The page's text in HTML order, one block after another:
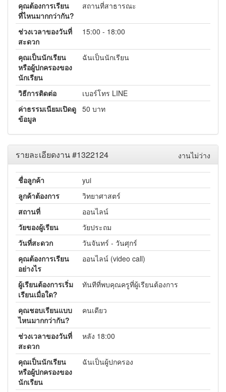
คุณต้องการเรียน
ที่ไหนมากกว่ากัน?
สถานที่สาธารณะ
ช่วงเวลาของวันที่
สะดวก
15:00 - 18:00
คุณเป็นนักเรียน
หรือผู้ปกครองของ
นักเรียน
ฉันเป็นนักเรียน
วิธีการติดต่อ
เบอร์โทร LINE
ค่าธรรมเนียมเปิดดู
ข้อมูล
50 บาท
งานไม่ว่าง
รายละเอียดงาน #1322124
ชื่อลูกค้า
yui
ลูกค้าต้องการ
วิทยาศาสตร์
สถานที่
ออนไลน์
วัยของผู้เรียน
วัยประถม
วันที่สะดวก
วันจันทร์ - วันศุกร์
คุณต้องการเรียน
อย่างไร
ออนไลน์ (video call)
ผู้เรียนต้องการเริ่ม
เรียนเมื่อใด?
ทันทีที่พบคุณครูที่ผู้เรียนต้องการ
คุณชอบเรียนแบบ
ไหนมากกว่ากัน?
คนเดียว
ช่วงเวลาของวันที่
สะดวก
หลัง 18:00
คุณเป็นนักเรียน
หรือผู้ปกครองของ
นักเรียน
ฉันเป็นผู้ปกครอง